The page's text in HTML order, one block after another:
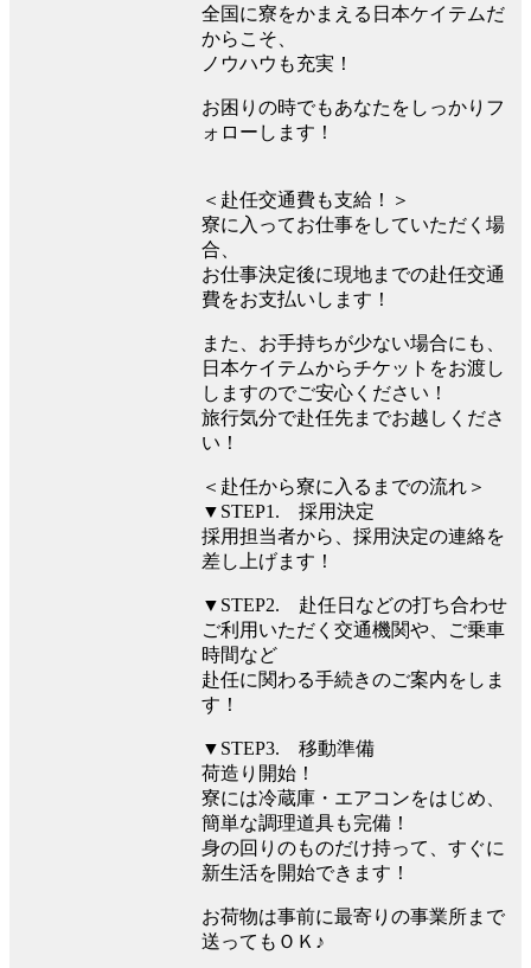
全国に寮をかまえる日本ケイテムだ
からこそ、
ノウハウも充実！
お困りの時でもあなたをしっかりフ
ォローします！
＜赴任交通費も支給！＞
寮に入ってお仕事をしていただく場
合、
お仕事決定後に現地までの赴任交通
費をお支払いします！
また、お手持ちが少ない場合にも、
日本ケイテムからチケットをお渡し
しますのでご安心ください！
旅行気分で赴任先までお越しくださ
い！
＜赴任から寮に入るまでの流れ＞
▼STEP1. 採用決定
採用担当者から、採用決定の連絡を
差し上げます！
▼STEP2. 赴任日などの打ち合わせ
ご利用いただく交通機関や、ご乗車
時間など
赴任に関わる手続きのご案内をしま
す！
▼STEP3. 移動準備
荷造り開始！
寮には冷蔵庫・エアコンをはじめ、
簡単な調理道具も完備！
身の回りのものだけ持って、すぐに
新生活を開始できます！
お荷物は事前に最寄りの事業所まで
送ってもＯＫ♪